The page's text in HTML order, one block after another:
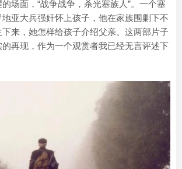
的场面，“战争战争，杀光塞族人”。一个塞
亚大兵强奸怀上孩子，他在家族围剿下不
来，她怎样给孩子介绍父亲。这两部片子
再现，作为一个观赏者我已经无言评述下